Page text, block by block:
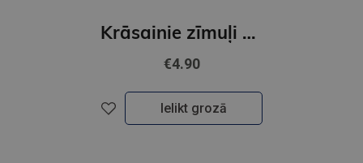
Krāsainie zīmuļi ToyColor |3 mm| 24 krāsas
€4.90
Ielikt grozā